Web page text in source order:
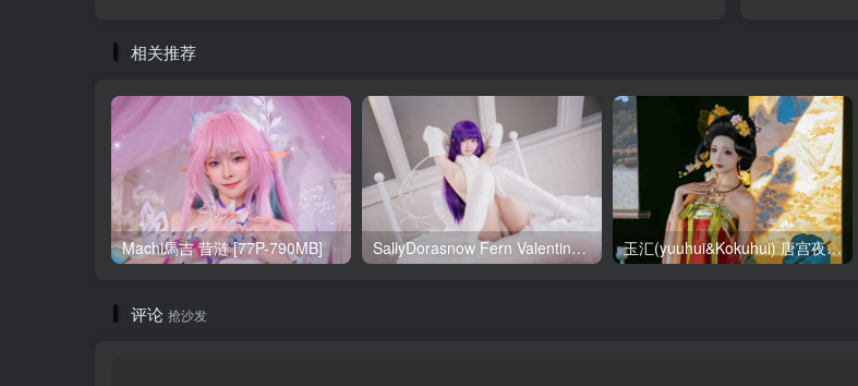
相关推荐
Machi馬吉 昔涟 [77P-790MB] SallyDorasnow Fern Valentine [50P-353MB] 玉汇(yuuhui&Kokuhui) 唐宫夜宴 [136P-1.47GB]
评论 抢沙发